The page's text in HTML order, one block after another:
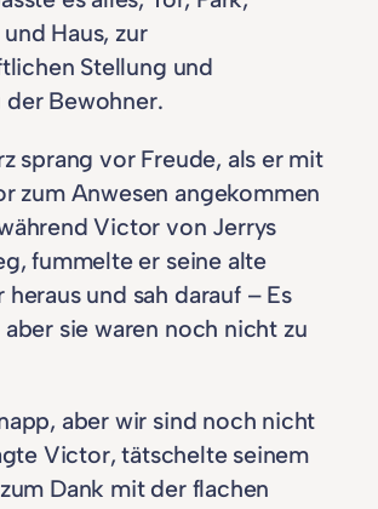
Haus, zur
Stellung und
Bewohner.
sprang vor Freude, als er mit
zum Anwesen angekommen
Victor von Jerrys
fummelte er seine alte
heraus und sah darauf – Es
sie waren noch nicht zu
aber wir sind noch nicht
Victor, tätschelte seinem
Dank mit der flachen